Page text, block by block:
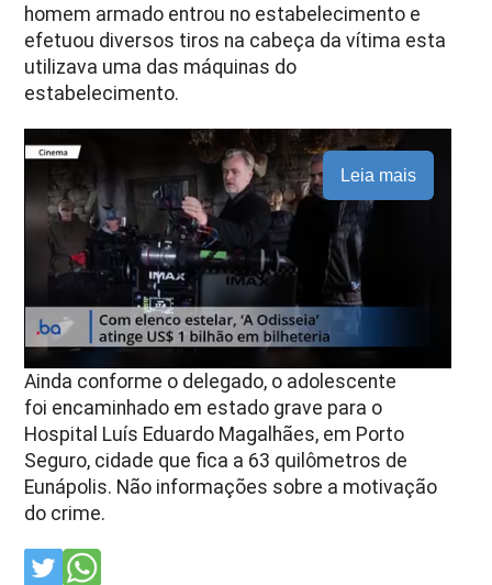
homem armado entrou no estabelecimento e
efetuou diversos tiros na cabeça da vítima esta
utilizava uma das máquinas do
estabelecimento.
Leia mais
Ainda conforme o delegado, o adolescente
foi encaminhado em estado grave para o
Hospital Luís Eduardo Magalhães, em Porto
Seguro, cidade que fica a 63 quilômetros de
Eunápolis. Não informações sobre a motivação
do crime.